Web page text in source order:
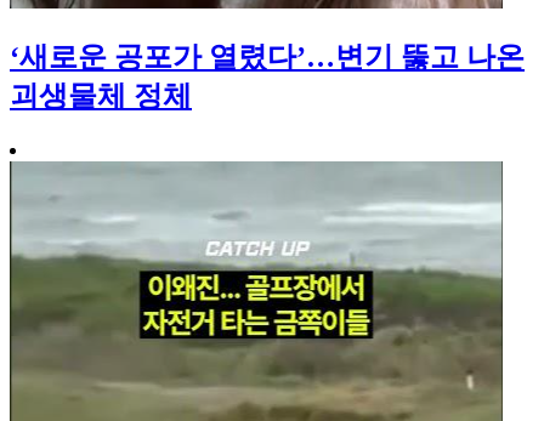
‘새로운 공포가 열렸다’…변기 뚫고 나온
괴생물체 정체